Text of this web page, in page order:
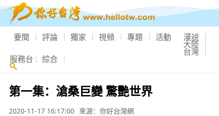
要聞 評論 獨家 視頻 專題 活動 漫説
大陸
台灣
服務台 綜合
第一集：滄桑巨變 驚艷世界
2020-11-17 16:17:00 來源：你好台灣網